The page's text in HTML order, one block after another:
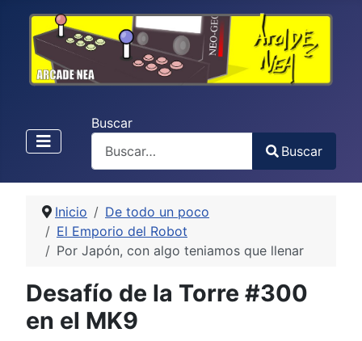
Buscar
Buscar
Inicio
De todo un poco
El Emporio del Robot
Por Japón, con algo teniamos que llenar
Desafío de la Torre #300
en el MK9